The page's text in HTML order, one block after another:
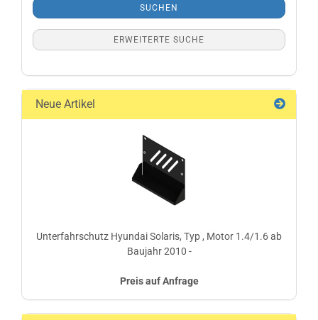
SUCHEN
ERWEITERTE SUCHE
Neue Artikel
Unterfahrschutz Hyundai Solaris, Typ , Motor 1.4/1.6 ab
Baujahr 2010 -
Preis auf Anfrage